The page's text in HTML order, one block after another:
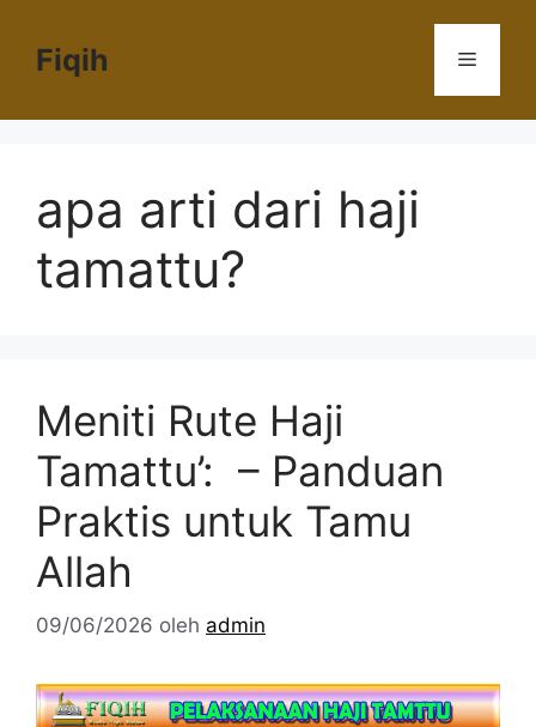
Fiqih Menu
apa arti dari haji
tamattu?
Meniti Rute Haji
Tamattu’: – Panduan
Praktis untuk Tamu
Allah
09/06/2026 oleh admin